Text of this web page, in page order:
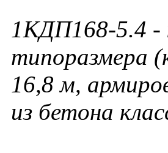
1КДП168-5.4 -
типоразмера
16,8 м,
из бетона